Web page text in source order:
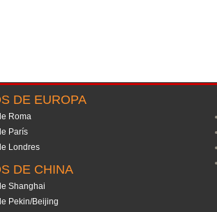
DE EUROPA
Roma
París
Londres
DE CHINA
Shanghai
Pekin/Beijing